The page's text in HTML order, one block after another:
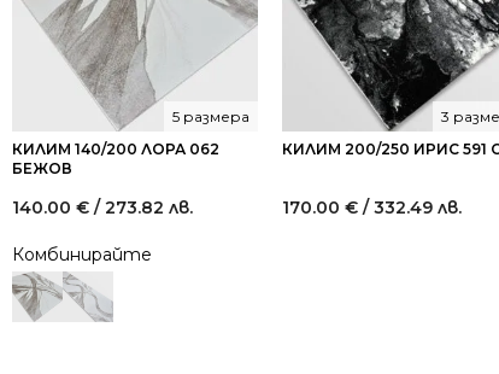
КИЛИМ 140/200 ЛОРА 062
БЕЖОВ
5 размера
140.00 € / 273.82 лв.
Комбинирайте
КИЛИМ 200/250 ИРИС 591
3
170.00 € / 332.49 лв.